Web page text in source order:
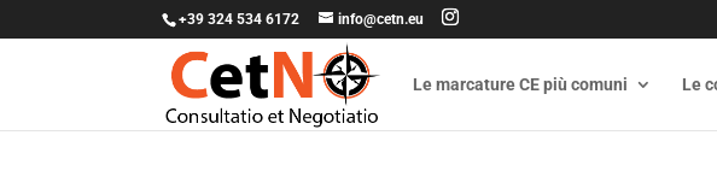
+39 324 534 6172 info@cetn.eu
Le marcature CE più comuni Le